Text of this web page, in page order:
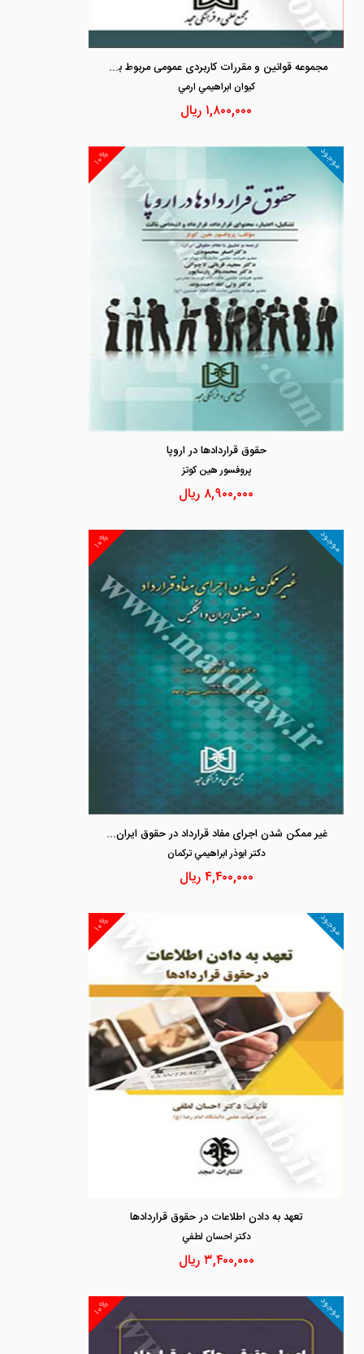
مجموعه قوانین و مقررات کاربردی عمومی مربوط به قراردادها
كيوان ابراهيمي ارمي
۱,۸۰۰,۰۰۰ ریال
۱۰% موجود
حقوق قراردادها در اروپا
پروفسور هين كوتز
۸,۹۰۰,۰۰۰ ریال
۱۰% موجود
غیر ممکن شدن اجرای مفاد قرارداد در حقوق ایران و انگلیس
دكتر ابوذر ابراهيمي تركمان
۴,۴۰۰,۰۰۰ریال
۱۰% موجود
تعهد به دادن اطلاعات در حقوق قراردادها
دكتر احسان لطفي
۳,۴۰۰,۰۰۰ریال
۱۰% موجود